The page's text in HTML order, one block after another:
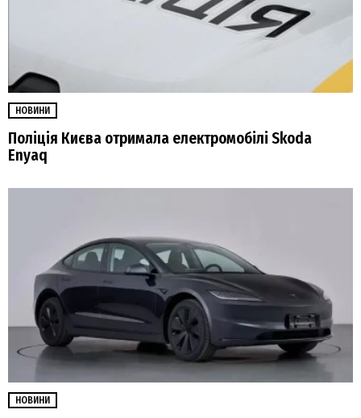
НОВИНИ
Поліція Києва отримала електромобілі Skoda
Enyaq
НОВИНИ